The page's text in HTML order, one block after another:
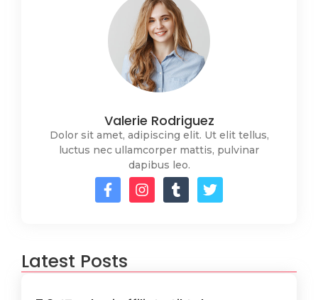
Valerie Rodriguez
Dolor sit amet, adipiscing elit. Ut elit tellus,
luctus nec ullamcorper mattis, pulvinar
dapibus leo.
Latest Posts